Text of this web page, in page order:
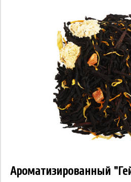
Ароматизированный